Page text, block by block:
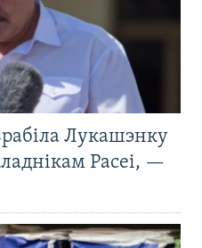
Лукашэнку
Расеі, —